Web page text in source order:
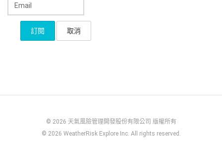
© 2026 天氣風險管理開發股份有限公司 版權所有
© 2026 WeatherRisk Explore Inc. All rights reserved.